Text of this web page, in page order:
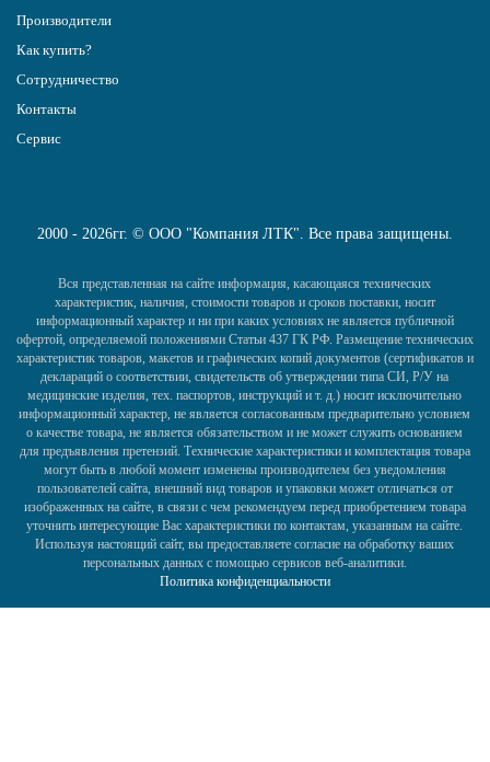
Производители
Как купить?
Сотрудничество
Контакты
Сервис
2000 - 2026гг. © ООО "Компания ЛТК". Все права защищены.
Вся представленная на сайте информация, касающаяся технических
характеристик, наличия, стоимости товаров и сроков поставки, носит
информационный характер и ни при каких условиях не является публичной
офертой, определяемой положениями Статьи 437 ГК РФ. Размещение технических
характеристик товаров, макетов и графических копий документов (сертификатов и
деклараций о соответствии, свидетельств об утверждении типа СИ, Р/У на
медицинские изделия, тех. паспортов, инструкций и т. д.) носит исключительно
информационный характер, не является согласованным предварительно условием
о качестве товара, не является обязательством и не может служить основанием
для предъявления претензий. Технические характеристики и комплектация товара
могут быть в любой момент изменены производителем без уведомления
пользователей сайта, внешний вид товаров и упаковки может отличаться от
изображенных на сайте, в связи с чем рекомендуем перед приобретением товара
уточнить интересующие Вас характеристики по контактам, указанным на сайте.
Используя настоящий сайт, вы предоставляете согласие на обработку ваших
персональных данных с помощью сервисов веб-аналитики.
Политика конфиденциальности